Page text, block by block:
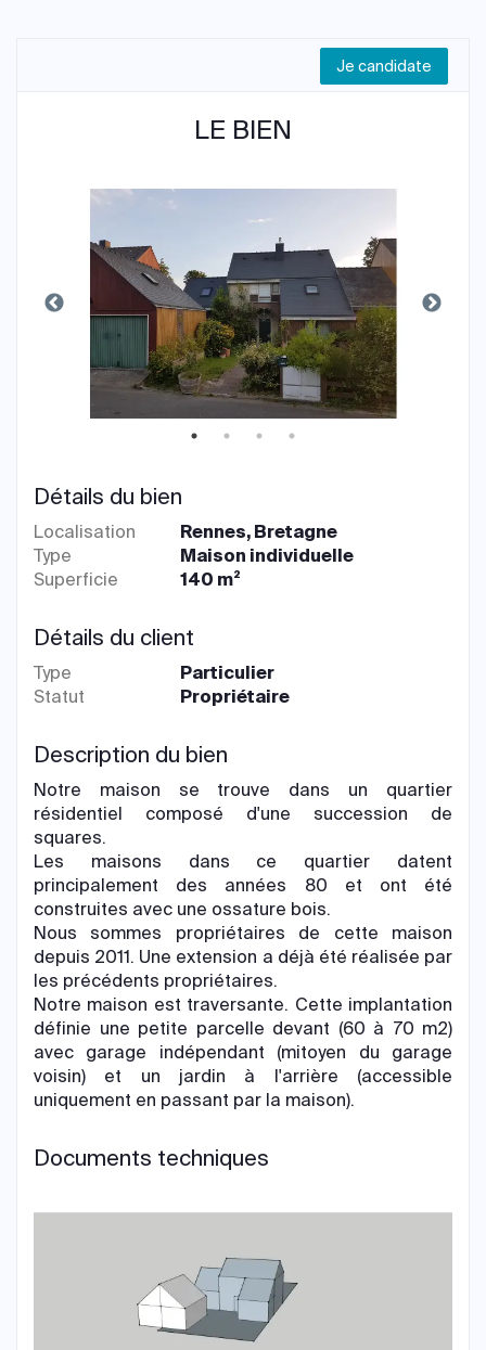
Je candidate
LE BIEN
Détails du bien
Localisation
Rennes, Bretagne
Type
Maison individuelle
Superficie
140 m²
Détails du client
Type
Particulier
Statut
Propriétaire
Description du bien
Notre maison se trouve dans un quartier
résidentiel composé d'une succession de
squares.
Les maisons dans ce quartier datent
principalement des années 80 et ont été
construites avec une ossature bois.
Nous sommes propriétaires de cette maison
depuis 2011. Une extension a déjà été réalisée par
les précédents propriétaires.
Notre maison est traversante. Cette implantation
définie une petite parcelle devant (60 à 70 m2)
avec garage indépendant (mitoyen du garage
voisin) et un jardin à l'arrière (accessible
uniquement en passant par la maison).
Documents techniques